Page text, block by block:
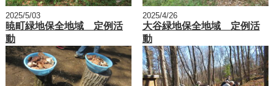
2025/5/03
暁町緑地保全地域 定例活
動
2025/4/26
大谷緑地保全地域 定例活
動